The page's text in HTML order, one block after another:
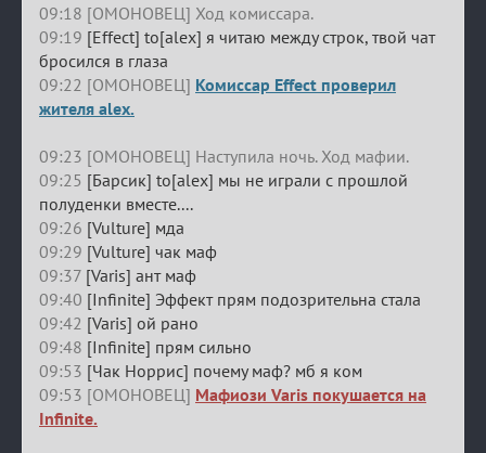
09:18 [ОМОНОВЕЦ] Ход комиссара.
09:19 [Effect] to[alex] я читаю между строк, твой чат
бросился в глаза
09:22 [ОМОНОВЕЦ] Комиссар Effect проверил
жителя alex.
09:23 [ОМОНОВЕЦ] Наступила ночь. Ход мафии.
09:25 [Барсик] to[alex] мы не играли с прошлой
полуденки вместе....
09:26 [Vulture] мда
09:29 [Vulture] чак маф
09:37 [Varis] ант маф
09:40 [Infinite] Эффект прям подозрительна стала
09:42 [Varis] ой рано
09:48 [Infinite] прям сильно
09:53 [Чак Норрис] почему маф? мб я ком
09:53 [ОМОНОВЕЦ] Мафиози Varis покушается на
Infinite.